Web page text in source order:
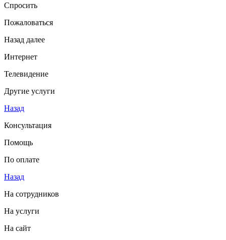
Спросить
Пожаловаться
Назад далее
Интернет
Телевидение
Другие услуги
Назад
Консультация
Помощь
По оплате
Назад
На сотрудников
На услуги
На сайт